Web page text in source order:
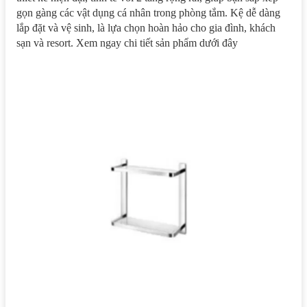
gọn gàng các vật dụng cá nhân trong phòng tắm. Kệ dễ dàng
lắp đặt và vệ sinh, là lựa chọn hoàn hảo cho gia đình, khách
sạn và resort. Xem ngay chi tiết sản phẩm dưới đây